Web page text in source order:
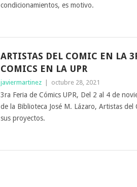
condicionamientos, es motivo.
ARTISTAS DEL COMIC EN LA
COMICS EN LA UPR
javiermartinez | octubre 28, 2021
3ra Feria de Cómics UPR, Del 2 al 4 de
de la Biblioteca José M. Lázaro, Artistas del
sus proyectos.